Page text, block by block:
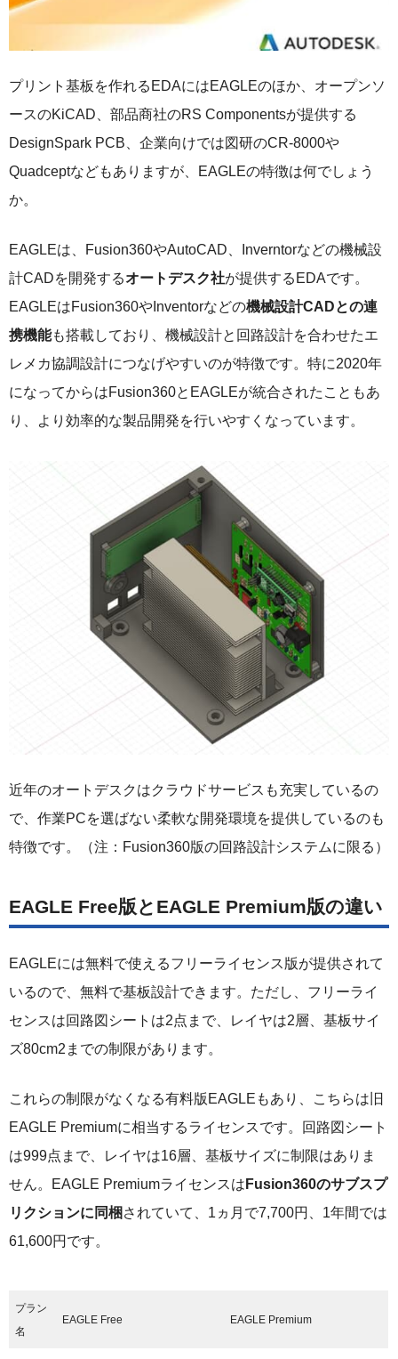
プリント基板を作れるEDAにはEAGLEのほか、オープンソ
ースのKiCAD、部品商社のRS Componentsが提供する
DesignSpark PCB、企業向けでは図研のCR-8000や
Quadceptなどもありますが、EAGLEの特徴は何でしょう
か。
EAGLEは、Fusion360やAutoCAD、Inverntorなどの機械設
計CADを開発するオートデスク社が提供するEDAです。
EAGLEはFusion360やInventorなどの機械設計CADとの連
携機能も搭載しており、機械設計と回路設計を合わせたエ
レメカ協調設計につなげやすいのが特徴です。特に2020年
になってからはFusion360とEAGLEが統合されたこともあ
り、より効率的な製品開発を行いやすくなっています。
近年のオートデスクはクラウドサービスも充実しているの
で、作業PCを選ばない柔軟な開発環境を提供しているのも
特徴です。（注：Fusion360版の回路設計システムに限る）
EAGLE Free版とEAGLE Premium版の違い
EAGLEには無料で使えるフリーライセンス版が提供されて
いるので、無料で基板設計できます。ただし、フリーライ
センスは回路図シートは2点まで、レイヤは2層、基板サイ
ズ80cm2 までの制限があります。
これらの制限がなくなる有料版EAGLEもあり、こちらは旧
EAGLE Premiumに相当するライセンスです。回路図シート
は999点まで、レイヤは16層、基板サイズに制限はありま
せん。EAGLE Premiumライセンスは Fusion360のサブスプ
リクションに同梱 されていて、1ヵ月で7,700円、1年間では
61,600円です。
プラン
名
EAGLE Free EAGLE Premium